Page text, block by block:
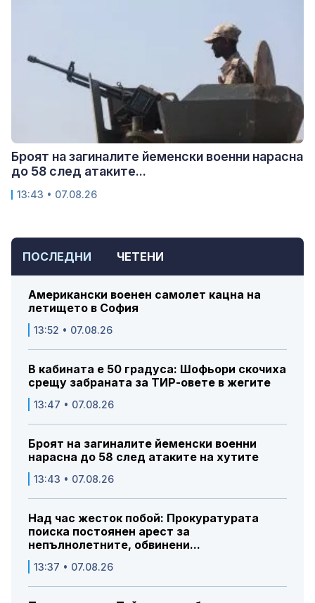
ПОСЛЕДНИ ЧЕТЕНИ
Американски военен самолет кацна на
летището в София
13:52 • 07.08.26
В кабината е 50 градуса: Шофьори скочиха
срещу забраната за ТИР-овете в жегите
13:47 • 07.08.26
Броят на загиналите йеменски военни
нарасна до 58 след атаките на хутите
13:43 • 07.08.26
Над час жесток побой: Прокуратурата
поиска постоянен арест за
непълнолетните, обвинени...
13:37 • 07.08.26
Броят на загиналите йеменски военни нарасна
до 58 след атаките...
13:43 • 07.08.26